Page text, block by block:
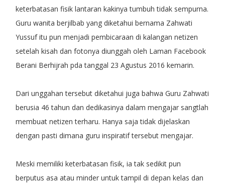
keterbatasan fisik lantaran kakinya tumbuh tidak sempurna.
Guru wanita berjilbab yang diketahui bernama Zahwati
Yussuf itu pun menjadi pembicaraan di kalangan netizen
setelah kisah dan fotonya diunggah oleh Laman Facebook
Berani Berhijrah pda tanggal 23 Agustus 2016 kemarin.
Dari unggahan tersebut diketahui juga bahwa Guru Zahwati
berusia 46 tahun dan dedikasinya dalam mengajar sangtlah
membuat netizen terharu. Hanya saja tidak dijelaskan
dengan pasti dimana guru inspiratif tersebut mengajar.
Meski memiliki keterbatasan fisik, ia tak sedikit pun
berputus asa atau minder untuk tampil di depan kelas dan